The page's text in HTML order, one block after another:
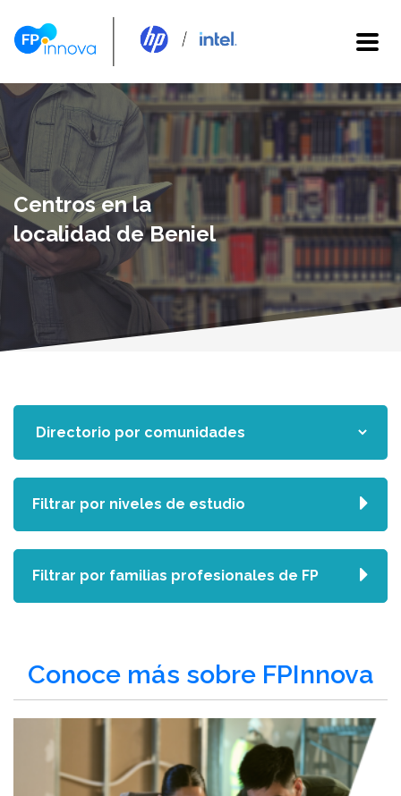
Centros en la
localidad de Beniel
Conoce más sobre FPInnova
Filtrar por niveles de estudio
Filtrar por familias profesionales de FP